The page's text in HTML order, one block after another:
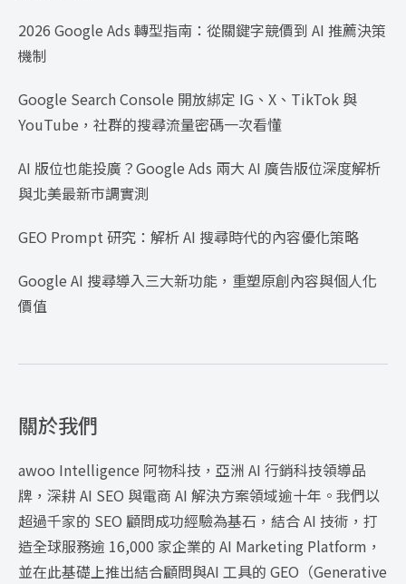
2026 Google Ads 轉型指南：從關鍵字競價到 AI 推薦決策
機制
Google Search Console 開放綁定 IG、X、TikTok 與
YouTube，社群的搜尋流量密碼一次看懂
AI 版位也能投廣？Google Ads 兩大 AI 廣告版位深度解析
與北美最新市調實測
GEO Prompt 研究：解析 AI 搜尋時代的內容優化策略
Google AI 搜尋導入三大新功能，重塑原創內容與個人化
價值
關於我們
awoo Intelligence 阿物科技，亞洲 AI 行銷科技領導品
牌，深耕 AI SEO 與電商 AI 解決方案領域逾十年。我們以
超過千家的 SEO 顧問成功經驗為基石，結合 AI 技術，打
造全球服務逾 16,000 家企業的 AI Marketing Platform，
並在此基礎上推出結合顧問與AI 工具的 GEO（Generative